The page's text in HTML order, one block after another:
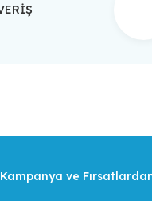
Kampanya ve